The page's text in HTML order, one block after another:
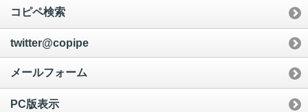
コピペ検索
twitter@copipe
メールフォーム
PC版表示